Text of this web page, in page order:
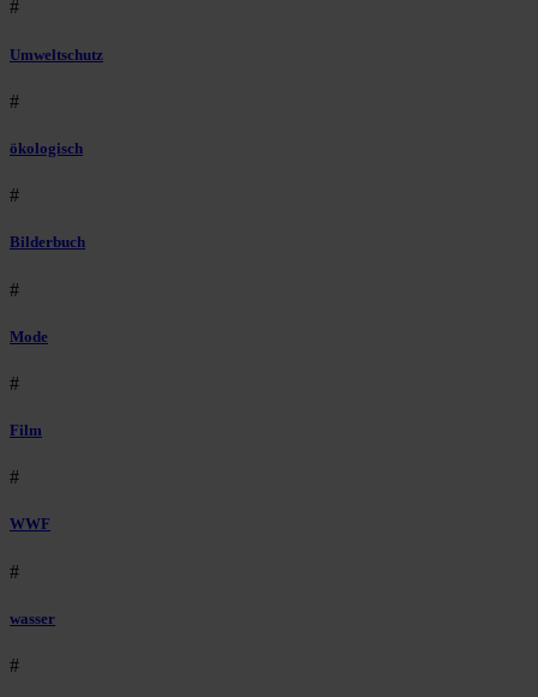
#
Umweltschutz
#
ökologisch
#
Bilderbuch
#
Mode
#
Film
#
WWF
#
wasser
#